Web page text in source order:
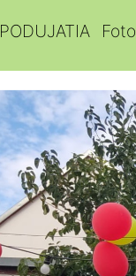
PODUJATIA